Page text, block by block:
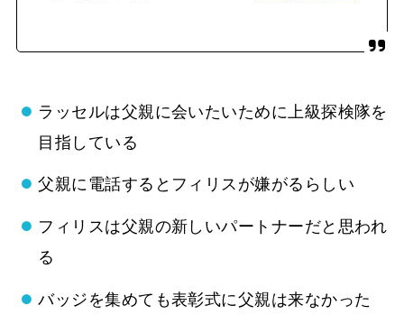
ラッセルは父親に会いたいために上級探検隊を
目指している
父親に電話するとフィリスが嫌がるらしい
フィリスは父親の新しいパートナーだと思われ
る
バッジを集めても表彰式に父親は来なかった